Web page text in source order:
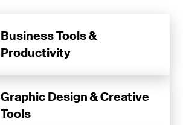
Business Tools &
Productivity
Graphic Design & Creative
Tools